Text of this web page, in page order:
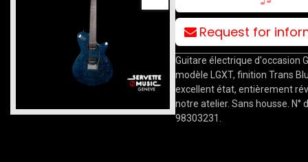
Request for
Guitare électrique d'occasion
modèle LGXT, finition Trans
excellent état, entièrement
notre atelier. Sans housse. N°
98303231.